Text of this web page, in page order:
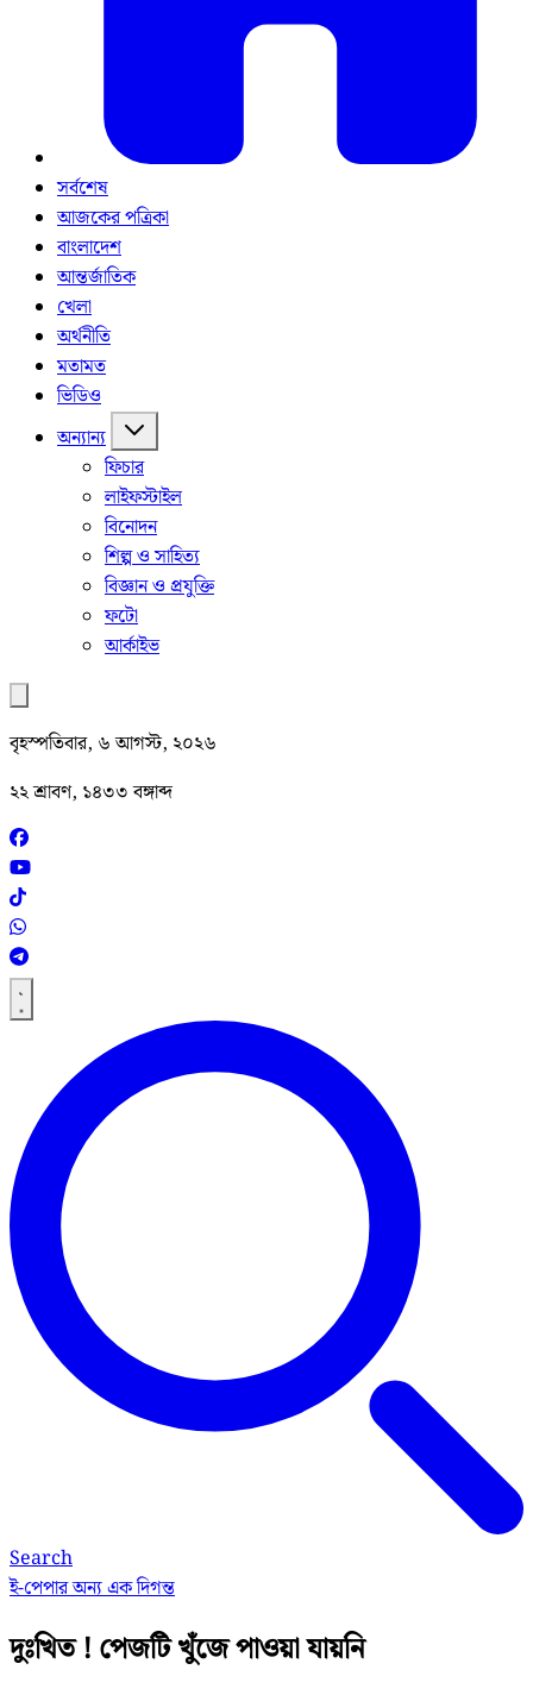
সর্বশেষ
আজকের পত্রিকা
বাংলাদেশ
আন্তর্জাতিক
খেলা
অর্থনীতি
মতামত
ভিডিও
অন্যান্য
ফিচার
লাইফস্টাইল
বিনোদন
শিল্প ও সাহিত্য
বিজ্ঞান ও প্রযুক্তি
ফটো
আর্কাইভ
বৃহস্পতিবার, ৬ আগস্ট, ২০২৬
২২ শ্রাবণ, ১৪৩৩ বঙ্গাব্দ
Search
ই-পেপারঅন্য এক দিগন্ত
দুঃখিত ! পেজটি খুঁজে পাওয়া যায়নি